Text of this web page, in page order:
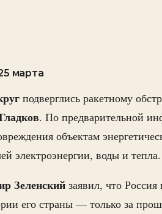
марта
подверглись ракетному
. По предварительной
объектам
электроэнергии, воды и тепла.
Зеленский заявил, что
его страны — только за